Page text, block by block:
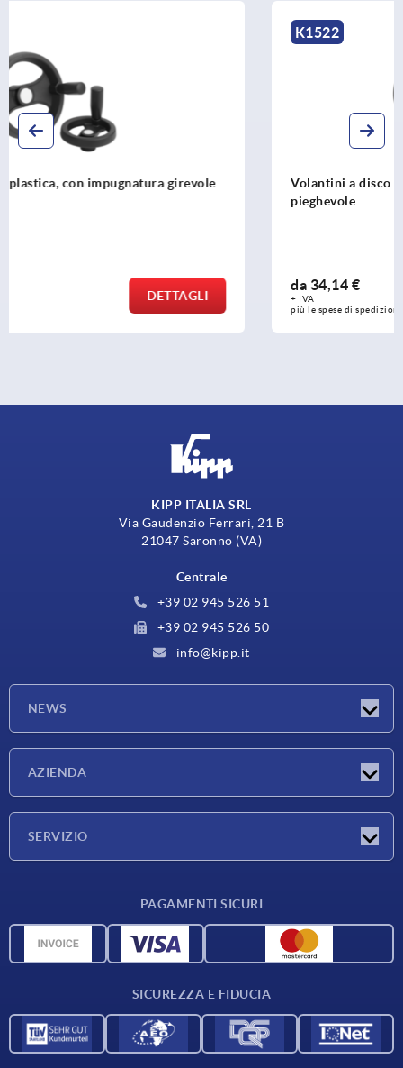
Volantini a disco in alluminio con impugnatura cilindrica
più le spese di spedizione
DETTAGLI
KIPP ITALIA SRL
Via Gaudenzio Ferrari, 21 B
21047 Saronno (VA)
Centrale
+39 02 945 526 51
+39 02 945 526 50
info@kipp.it
NEWS
AZIENDA
SERVIZIO
Dati CAD
PAGAMENTI SICURI
SICUREZZA E FIDUCIA